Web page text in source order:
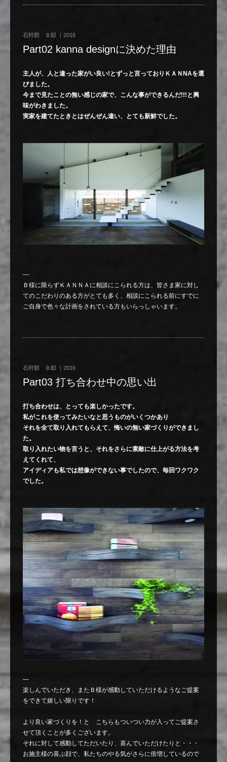
石狩郡 Ｂ邸 ｜2016
Part02 kanna designに決めた理由
主人が、人と違った家がい良い!とずっと言っておりＫＡＮNAを選
びました。
今まで見たことの無い感じの家で、 こんな事ができるんだ!!!と興
味がわきました。
実家を建てたときとはぜんぜん違い、とても新鮮でした。
—
Ｂ様に限らずＫＡＮＮＡに相談にこられる方は、皆さま家に対し
てのこだわりのある方がとても多く、相談にこられる前にすでに
ご自身で色々な計画をされている方もいらっしゃいます。
石狩郡 Ｂ邸 ｜2016
Part03 打ち合わせ中の思い出
打ち合わせは、とっても楽しかったです。
私がこれを使ってみたいなと思うものがいくつかあり
それを全て取り入れてもらえて、悔いの無い家づくりができまし
た。
取り入れたい物を言うと、それをさらに素敵に仕上がる方法を考
えてくれて、
アイディアも私では想像ができない事でしたので、毎回ワクワク
でした。
—
楽しんでいただき、またＢ様が感動していただけるようなご提案
をできて嬉しい限りです！
より良い家づくりを！と こちらもついつい力が入ってご提案さ
せて頂くことが多くございます。
それに対して感動してただいたり、喜んでいただけたりと・・・
お施主様の喜ぶ顔で、私たちのやる気がさらに倍増しているので